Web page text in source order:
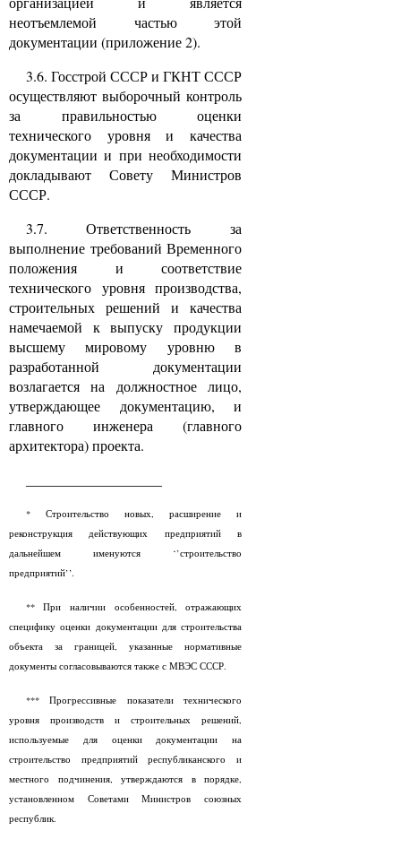
неотъемлемой частью этой
документации (приложение 2).
3.6. Госстрой СССР и ГКНТ СССР
осуществляют выборочный контроль
за правильностью оценки
технического уровня и качества
документации и при необходимости
докладывают Совету Министров
СССР.
3.7. Ответственность за
выполнение требований Временного
положения и соответствие
технического уровня производства,
строительных решений и качества
намечаемой к выпуску продукции
высшему мировому уровню в
разработанной документации
возлагается на должностное лицо,
утверждающее документацию, и
главного инженера (главного
архитектора) проекта.
* Строительство новых, расширение и
реконструкция действующих предприятий в
дальнейшем именуются ‘’строительство
предприятий’’.
** При наличии особенностей, отражающих
специфику оценки документации для строительства
объекта за границей, указанные нормативные
документы согласовываются также с МВЭС СССР.
*** Прогрессивные показатели технического
уровня производств и строительных решений,
используемые для оценки документации на
строительство предприятий республиканского и
местного подчинения, утверждаются в порядке,
установленном Советами Министров союзных
республик.